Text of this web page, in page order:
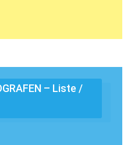
– Liste /